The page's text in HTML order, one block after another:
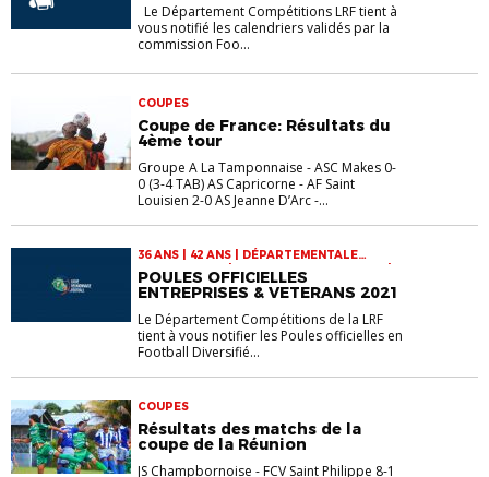
Le Département Compétitions LRF tient à
vous notifié les calendriers validés par la
commission Foo...
COUPES
Coupe de France: Résultats du
4ème tour
Groupe A La Tamponnaise - ASC Makes 0-
0 (3-4 TAB) AS Capricorne - AF Saint
Louisien 2-0 AS Jeanne D’Arc -...
36 ANS | 42 ANS | DÉPARTEMENTALE
ENTREPRISE 2 | FOOTBALL ENTREPRISE |
RÉGIONALE ENTREPRISE 1 | VÉTÉRANS
POULES OFFICIELLES
ENTREPRISES & VETERANS 2021
Le Département Compétitions de la LRF
tient à vous notifier les Poules officielles en
Football Diversifié...
COUPES
Résultats des matchs de la
coupe de la Réunion
JS Champbornoise - FCV Saint Philippe 8-1